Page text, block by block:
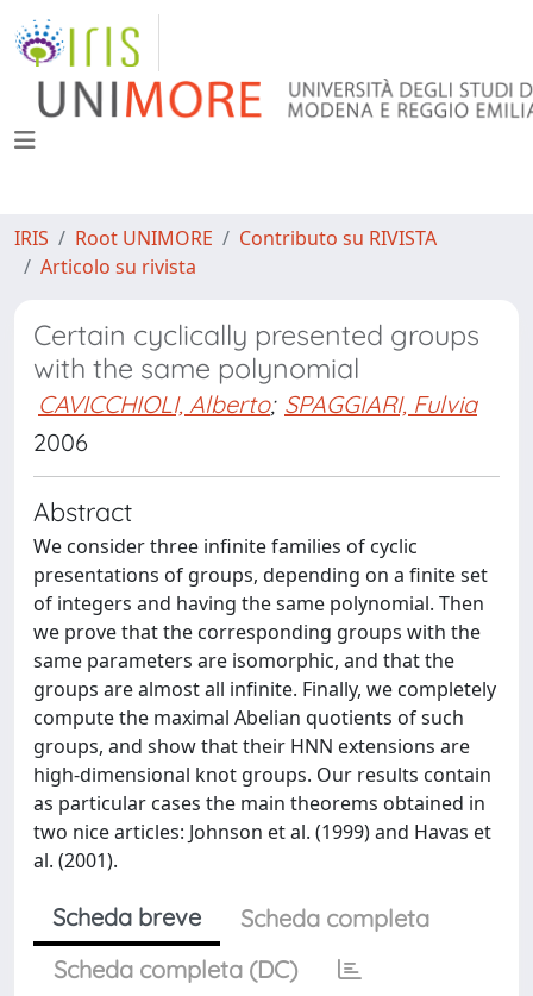
IRIS Root UNIMORE
Contributo su RIVISTA
Articolo su rivista
Certain cyclically presented groups
with the same polynomial
CAVICCHIOLI, Alberto; SPAGGIARI, Fulvia
2006
Abstract
We consider three infinite families of cyclic
presentations of groups, depending on a finite set
of integers and having the same polynomial. Then
we prove that the corresponding groups with the
same parameters are isomorphic, and that the
groups are almost all infinite. Finally, we completely
compute the maximal Abelian quotients of such
groups, and show that their HNN extensions are
high-dimensional knot groups. Our results contain
as particular cases the main theorems obtained in
two nice articles: Johnson et al. (1999) and Havas et
al. (2001).
Scheda breve
Scheda completa
Scheda completa (DC)